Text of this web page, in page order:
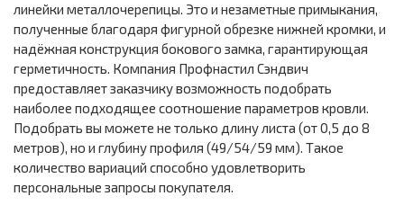
линейки металлочерепицы. Это и незаметные примыкания,
полученные благодаря фигурной обрезке нижней кромки, и
надёжная конструкция бокового замка, гарантирующая
герметичность. Компания Профнастил Сэндвич
предоставляет заказчику возможность подобрать
наиболее подходящее соотношение параметров кровли.
Подобрать вы можете не только длину листа (от 0,5 до 8
метров), но и глубину профиля (49/54/59 мм). Такое
количество вариаций способно удовлетворить
персональные запросы покупателя.